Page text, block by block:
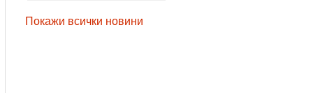
Покажи всички новини